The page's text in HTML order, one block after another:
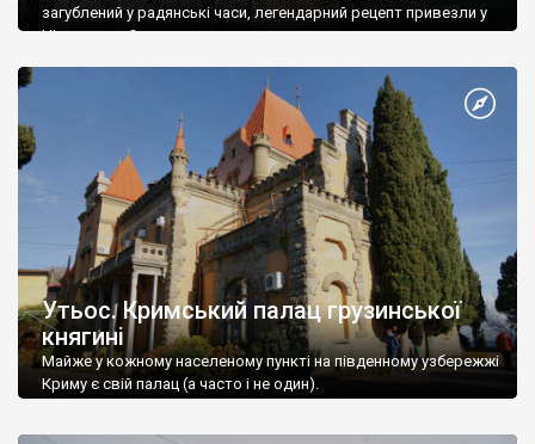
загублений у радянські часи, легендарний рецепт привезли у
Ніжин греки?
Утьос. Кримський палац грузинської
княгині
Майже у кожному населеному пункті на південному узбережжі
Криму є свій палац (а часто і не один).